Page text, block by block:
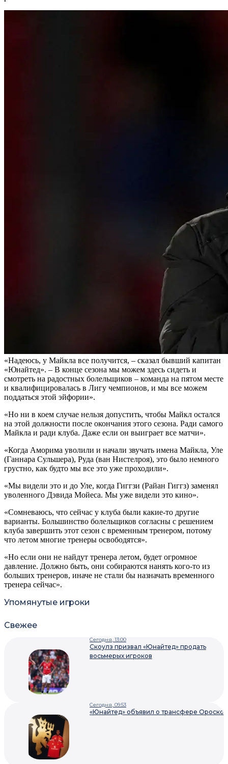
«Надеюсь, у Майкла все получится, – сказал бывший капитан
«Юнайтед». – В конце сезона мы можем здесь сидеть и
смотреть на радостных болельщиков – команда на пятом месте
и квалифицировалась в Лигу чемпионов, и мы все можем
поддаться этой эйфории».
«Но ни в коем случае нельзя допустить, чтобы Майкл остался
на этой должности после окончания этого сезона. Ради самого
Майкла и ради клуба. Даже если он выиграет все матчи».
«Когда Аморима уволили и начали звучать имена Майкла, Уле
(Ганнара Сульшера), Руда (ван Нистелроя), это было немного
грустно, как будто мы все это уже проходили».
«Мы видели это и до Уле, когда Гиггзи (Райан Гиггз) заменял
уволенного Дэвида Мойеса. Мы уже видели это кино».
«Сомневаюсь, что сейчас у клуба были какие-то другие
варианты. Большинство болельщиков согласны с решением
клуба завершить этот сезон с временным тренером, потому
что летом многие тренеры освободятся».
«Но если они не найдут тренера летом, будет огромное
давление. Должно быть, они собираются нанять кого-то из
больших тренеров, иначе не стали бы назначать временного
тренера сейчас».
Упомянутые игроки
Свежее
Сегодня, 13:00
Скоулз призвал «Юнайтед» продать
восьмерых игроков
Сегодня, 09:53
«Юнайтед» объявил о трансфере Ороско